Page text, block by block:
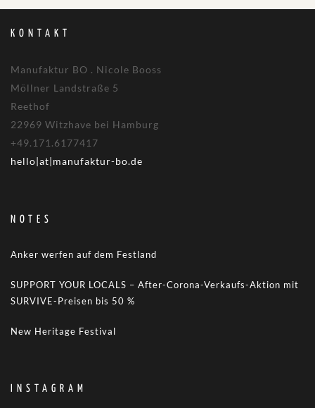
KONTAKT
Manufaktur BO . Nicole Booss
Möllner Landstraße 5
Reethof
22969 Witzhave bei Hamburg
+49.171.6177417
hello|at|manufaktur-bo.de
NOTES
Anker werfen auf dem Festland
SUPPORT YOUR LOCALS – After-Corona-Verkaufs-Aktion mit
SURVIVE-Preisen bis 50 %
New Heritage Festival
INSTAGRAM